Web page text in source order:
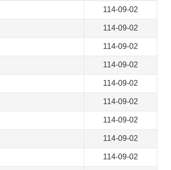
114-09-02
114-09-02
114-09-02
114-09-02
114-09-02
114-09-02
114-09-02
114-09-02
114-09-02